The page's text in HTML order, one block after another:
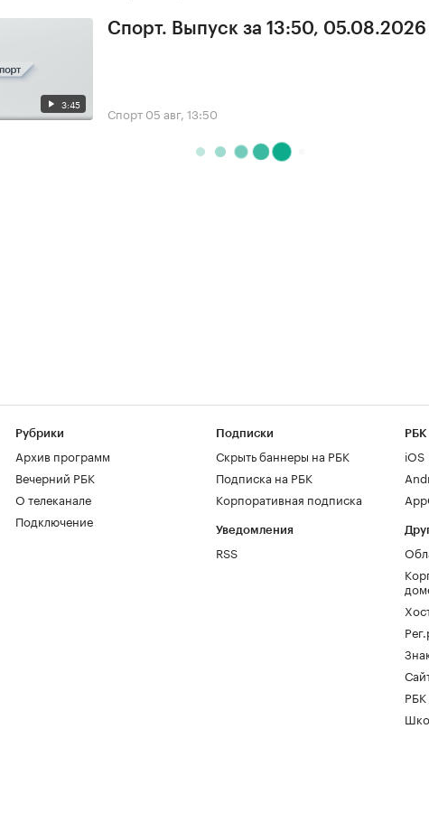
3:45
Спорт. Выпуск за 13:50, 05.08.2026
Спорт 05 авг, 13:50
Рубрики
Архив программ
Вечерний РБК
О телеканале
Подключение
Подписки
Скрыть баннеры на РБК
Подписка на РБК
Корпоративная подписка
Уведомления
RSS
РБК
iOS